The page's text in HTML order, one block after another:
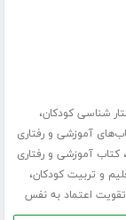
شناسی کودکان،
آموزشی و رفتاری
،کتاب آموزشی و رفتاری
و تربیت کودکان،
اعتماد به نفس